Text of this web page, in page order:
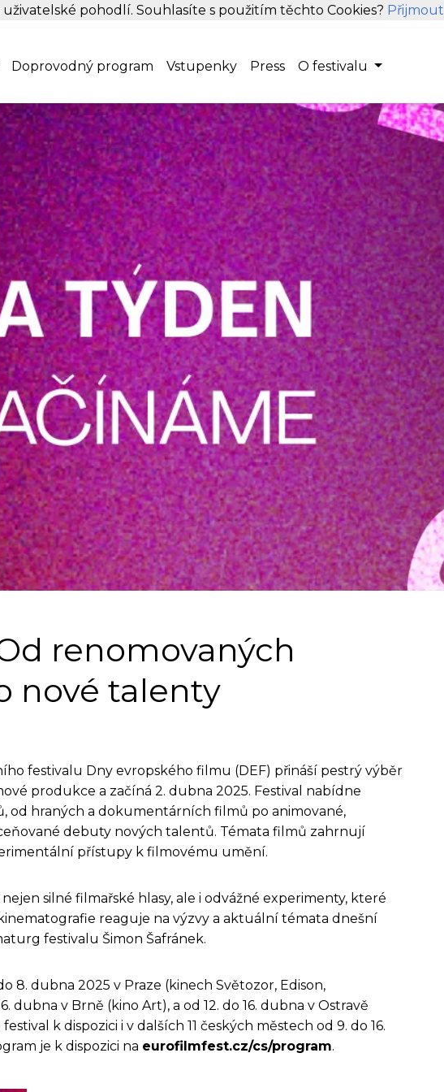
Doprovodný program Vstupenky Press O festivalu
renomovaných
nové talenty
festivalu Dny evropského filmu (DEF) přináší pestrý výběr
produkce a začíná 2. dubna 2025. Festival nabídne
od hraných a dokumentárních filmů po animované,
debuty nových talentů. Témata filmů zahrnují
přístupy k filmovému umění.
silné filmařské hlasy, ale i odvážné experimenty, které
reaguje na výzvy a aktuální témata dnešní
festivalu Šimon Šafránek.
8. dubna 2025 v Praze (kinech Světozor, Edison,
dubna v Brně (kino Art), a od 12. do 16. dubna v Ostravě
k dispozici i v dalších 11 českých městech od 9. do 16.
je k dispozici na eurofilmfest.cz/cs/program.
pohodlí. Souhlasíte s použitím těchto Cookies? Přijmout